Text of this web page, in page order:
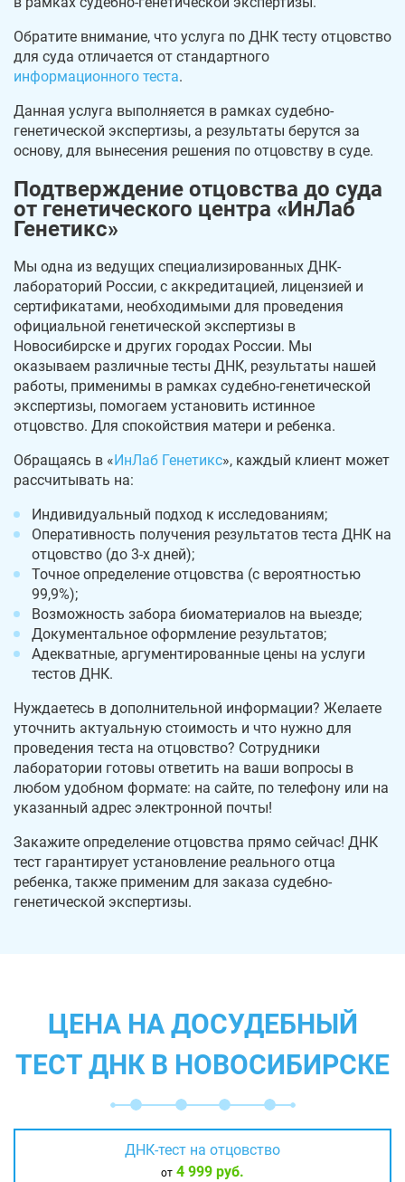
Обратите внимание, что услуга по ДНК тесту отцовство
для суда отличается от стандартного
информационного теста.
Данная услуга выполняется в рамках судебно-
генетической экспертизы, а результаты берутся за
основу, для вынесения решения по отцовству в суде.
Подтверждение отцовства до суда
от генетического центра «ИнЛаб
Генетикс»
Мы одна из ведущих специализированных ДНК-
лабораторий России, с аккредитацией, лицензией и
сертификатами, необходимыми для проведения
официальной генетической экспертизы в
Новосибирске и других городах России. Мы
оказываем различные тесты ДНК, результаты нашей
работы, применимы в рамках судебно-генетической
экспертизы, помогаем установить истинное
отцовство. Для спокойствия матери и ребенка.
Обращаясь в « ИнЛаб Генетикс», каждый клиент может
рассчитывать на:
Индивидуальный подход к исследованиям;
Оперативность получения результатов теста ДНК на
отцовство (до 3-х дней);
Точное определение отцовства (с вероятностью
99,9%);
Возможность забора биоматериалов на выезде;
Документальное оформление результатов;
Адекватные, аргументированные цены на услуги
тестов ДНК.
Нуждаетесь в дополнительной информации? Желаете
уточнить актуальную стоимость и что нужно для
проведения теста на отцовство? Сотрудники
лаборатории готовы ответить на ваши вопросы в
любом удобном формате: на сайте, по телефону или на
указанный адрес электронной почты!
Закажите определение отцовства прямо сейчас! ДНК
тест гарантирует установление реального отца
ребенка, также применим для заказа судебно-
генетической экспертизы.
ЦЕНА НА ДОСУДЕБНЫЙ
ТЕСТ ДНК В НОВОСИБИРСКЕ
ДНК-тест на отцовство
от 4 999 руб.